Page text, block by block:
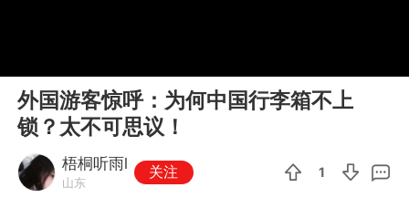
外国游客惊呼：为何中国行李箱不上
锁？太不可思议！
梧桐听雨l
山东
关注 1